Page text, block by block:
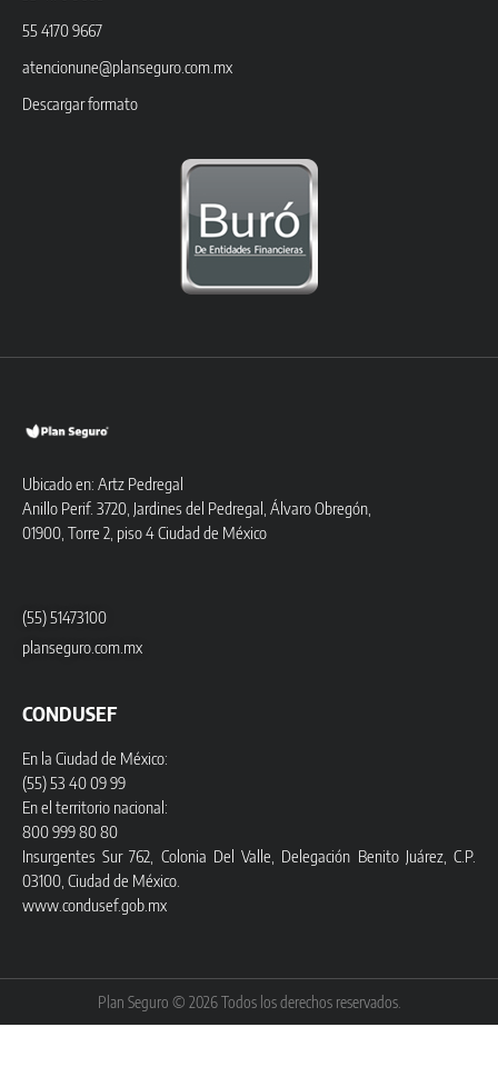
55 4170 9667
atencionune@planseguro.com.mx
Descargar formato
Ubicado en: Artz Pedregal
Anillo Perif. 3720, Jardines del Pedregal, Álvaro Obregón,
01900, Torre 2, piso 4 Ciudad de México
(55) 51473100
planseguro.com.mx
CONDUSEF
En la Ciudad de México:
(55) 53 40 09 99
En el territorio nacional:
800 999 80 80
Insurgentes Sur 762, Colonia Del Valle, Delegación Benito Juárez, C.P.
03100, Ciudad de México.
www.condusef.gob.mx
Plan Seguro © 2026 Todos los derechos reservados.